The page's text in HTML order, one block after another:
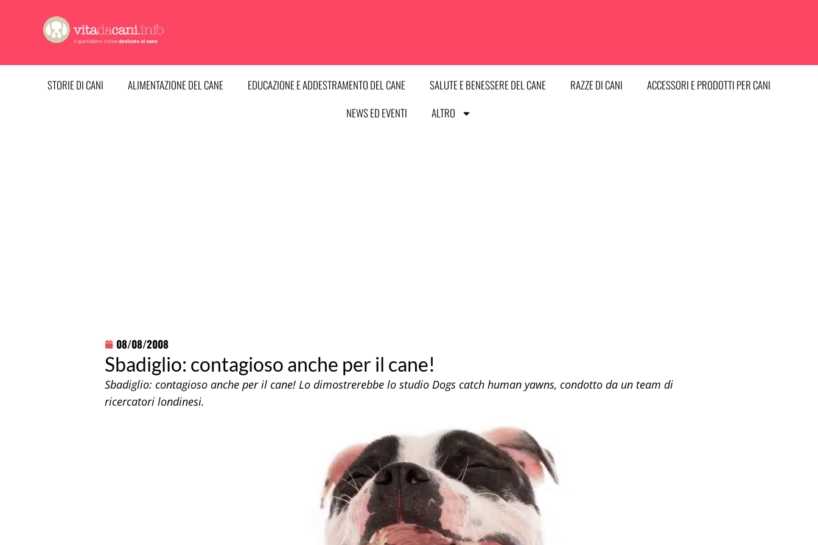
contenuto
STORIE DI CANI ALIMENTAZIONE DEL CANE EDUCAZIONE E ADDESTRAMENTO DEL CANE SALUTE E BENESSERE DEL CANE RAZZE DI CANI
ACCESSORI E PRODOTTI PER CANI
NEWS ED EVENTI
ALTRO
08/08/2008
Sbadiglio: contagioso anche per il cane!
Sbadiglio: contagioso anche per il cane! Lo dimostrerebbe lo studio Dogs catch human yawns, condotto da un team di
ricercatori londinesi.